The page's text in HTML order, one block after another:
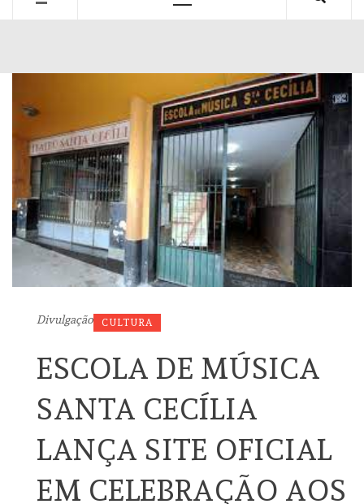
Divulgação CULTURA
ESCOLA DE MÚSICA
SANTA CECÍLIA
LANÇA SITE OFICIAL
EM CELEBRAÇÃO AOS